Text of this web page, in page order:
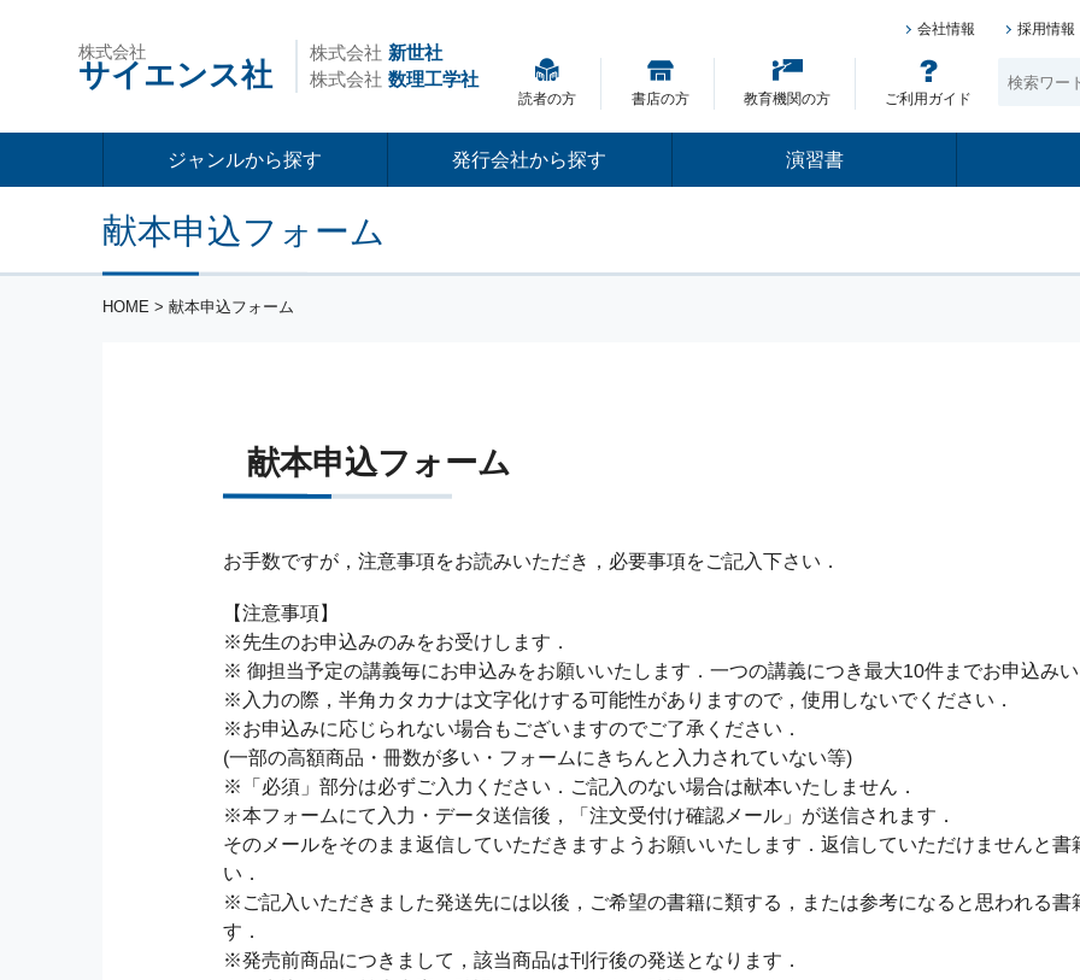
株式会社
サイエンス社
株式会社 新世社
株式会社 数理工学社
会社情報 採用情報
読者の方 書店の方 教育機関の方 ご利用ガイド
ジャンルから探す 発行会社から探す 演習書
献本申込フォーム
HOME > 献本申込フォーム
献本申込フォーム
お手数ですが，注意事項をお読みいただき，必要事項をご記入下さい．
【注意事項】
※先生のお申込みのみをお受けします．
※ 御担当予定の講義毎にお申込みをお願いいたします．一つの講義につき最大10件までお申込み
※入力の際，半角カタカナは文字化けする可能性がありますので，使用しないでください．
※お申込みに応じられない場合もございますのでご了承ください．
(一部の高額商品・冊数が多い・フォームにきちんと入力されていない等)
※「必須」部分は必ずご入力ください．ご記入のない場合は献本いたしません．
※本フォームにて入力・データ送信後，「注文受付け確認メール」が送信されます．
そのメールをそのまま返信していただきますようお願いいたします．返信していただけませんと
い．
※ご記入いただきました発送先には以後，ご希望の書籍に類する，または参考になると思われる
す．
※発売前商品につきまして，該当商品は刊行後の発送となります．